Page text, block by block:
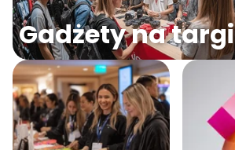
Gadżety na targi